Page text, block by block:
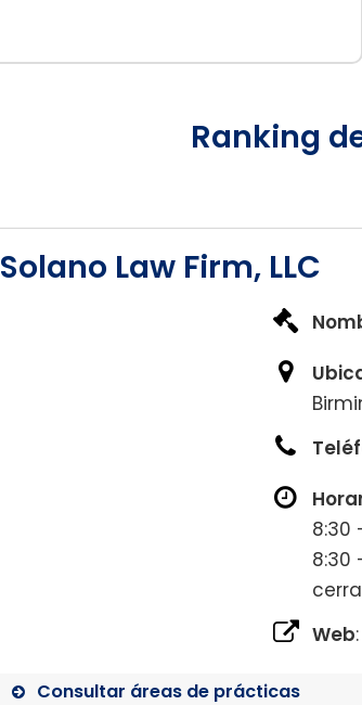
Ranking
Solano Law Firm, LLC
8:30
8:30
Web:
Consultar áreas de prácticas